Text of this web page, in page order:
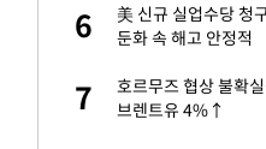
6
美 신규 실업수당
둔화 속 해고 안정적
7
호르무즈 협상 불확
브렌트유 4%↑